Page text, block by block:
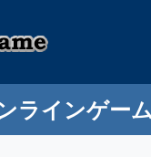
ラインゲー